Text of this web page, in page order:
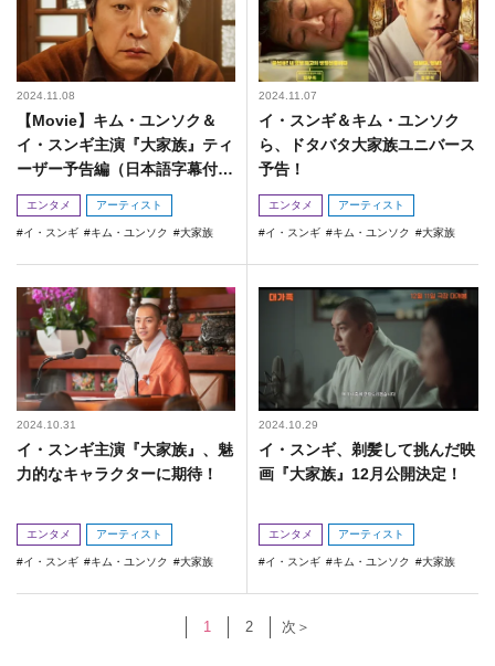
2024.11.08
【Movie】キム・ユンソク＆
イ・スンギ主演『大家族』ティ
ーザー予告編（日本語字幕付
き）
エンタメ アーティスト
イ・スンギ キム・ユンソク 大家族
2024.11.07
イ・スンギ＆キム・ユンソク
ら、ドタバタ大家族ユニバース
予告！
エンタメ アーティスト
イ・スンギ キム・ユンソク 大家族
2024.10.31
イ・スンギ主演『大家族』、魅
力的なキャラクターに期待！
エンタメ アーティスト
イ・スンギ キム・ユンソク 大家族
2024.10.29
イ・スンギ、剃髪して挑んだ映
画『大家族』12月公開決定！
エンタメ アーティスト
イ・スンギ キム・ユンソク 大家族
1 2 次＞